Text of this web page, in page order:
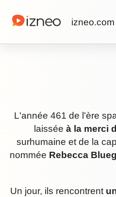
izneo.com
L'année 461 de l'ère
laissée à la merci
surhumaine et de la
nommée Rebecca
Un jour, ils rencontrent